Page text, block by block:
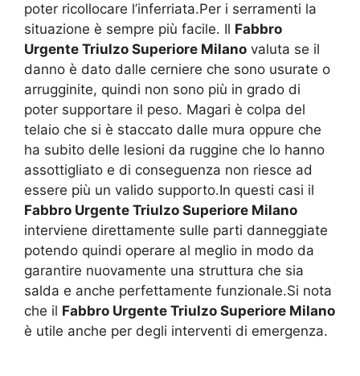
poter ricollocare l’inferriata.Per i serramenti la
situazione è sempre più facile. Il Fabbro
Urgente Triulzo Superiore Milano valuta se il
danno è dato dalle cerniere che sono usurate o
arrugginite, quindi non sono più in grado di
poter supportare il peso. Magari è colpa del
telaio che si è staccato dalle mura oppure che
ha subito delle lesioni da ruggine che lo hanno
assottigliato e di conseguenza non riesce ad
essere più un valido supporto.In questi casi il
Fabbro Urgente Triulzo Superiore Milano
interviene direttamente sulle parti danneggiate
potendo quindi operare al meglio in modo da
garantire nuovamente una struttura che sia
salda e anche perfettamente funzionale.Si nota
che il Fabbro Urgente Triulzo Superiore Milano
è utile anche per degli interventi di emergenza.